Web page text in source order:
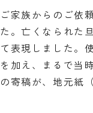
ご家族からのご依
た。亡くなられた
て表現しました。
を加え、まるで当
の寄稿が、地元紙